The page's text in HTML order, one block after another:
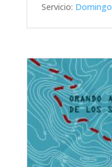
Servicio: Domingo